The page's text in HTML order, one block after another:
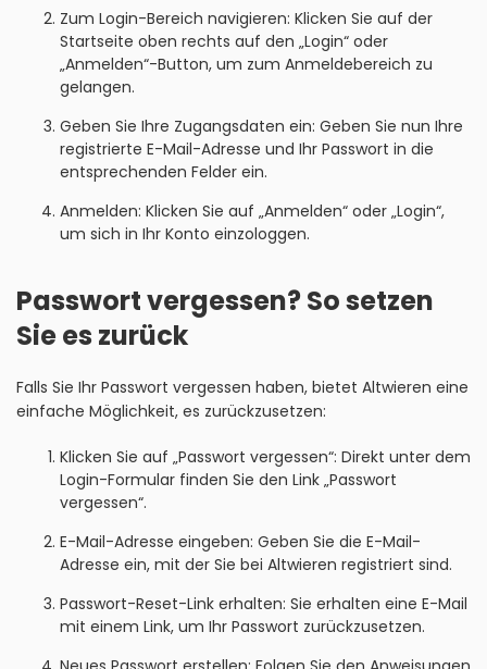
Zum Login-Bereich navigieren: Klicken Sie auf der
Startseite oben rechts auf den „Login“ oder
„Anmelden“-Button, um zum Anmeldebereich zu
gelangen.
Geben Sie Ihre Zugangsdaten ein: Geben Sie nun Ihre
registrierte E-Mail-Adresse und Ihr Passwort in die
entsprechenden Felder ein.
Anmelden: Klicken Sie auf „Anmelden“ oder „Login“,
um sich in Ihr Konto einzologgen.
Passwort vergessen? So setzen
Sie es zurück
Falls Sie Ihr Passwort vergessen haben, bietet Altwieren eine
einfache Möglichkeit, es zurückzusetzen:
Klicken Sie auf „Passwort vergessen“: Direkt unter dem
Login-Formular finden Sie den Link „Passwort
vergessen“.
E-Mail-Adresse eingeben: Geben Sie die E-Mail-
Adresse ein, mit der Sie bei Altwieren registriert sind.
Passwort-Reset-Link erhalten: Sie erhalten eine E-Mail
mit einem Link, um Ihr Passwort zurückzusetzen.